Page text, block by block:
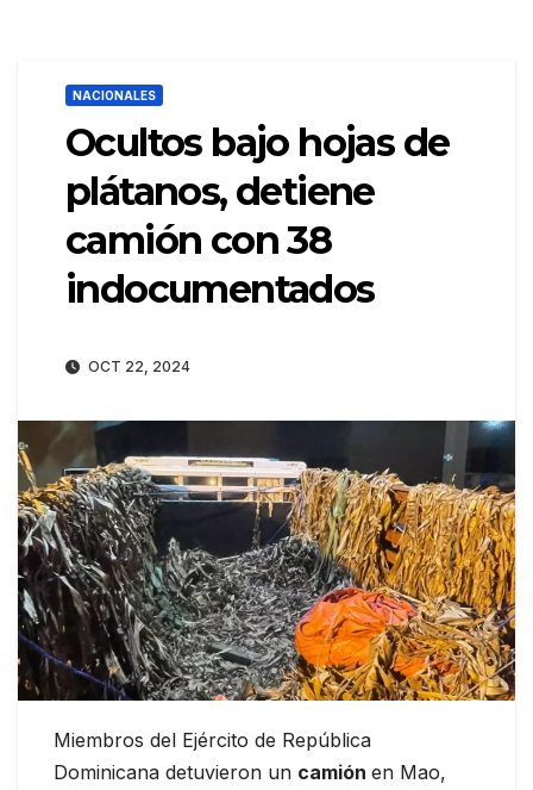
NACIONALES
Ocultos bajo hojas de
plátanos, detiene
camión con 38
indocumentados
OCT 22, 2024
Miembros del Ejército de República
Dominicana detuvieron un camión en Mao,